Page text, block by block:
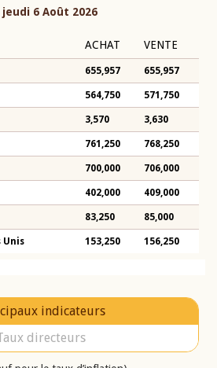
6 Août 2026
ACHAT VENTE
655,957 655,957
564,750 571,750
3,570 3,630
761,250 768,250
700,000 706,000
402,000 409,000
83,250 85,000
Unis 153,250 156,250
indicateurs
directeurs